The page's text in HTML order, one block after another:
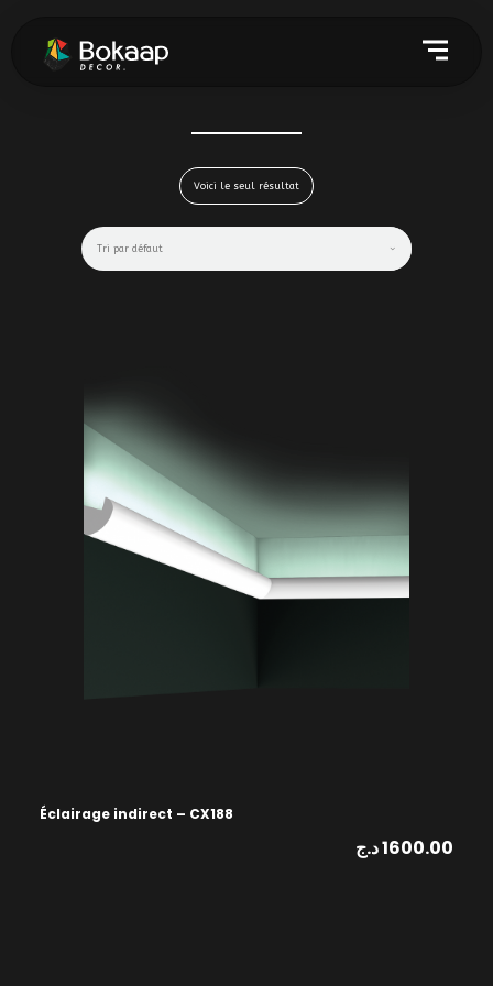
Voici le seul résultat
Éclairage indirect – CX188
1600.00د.ج